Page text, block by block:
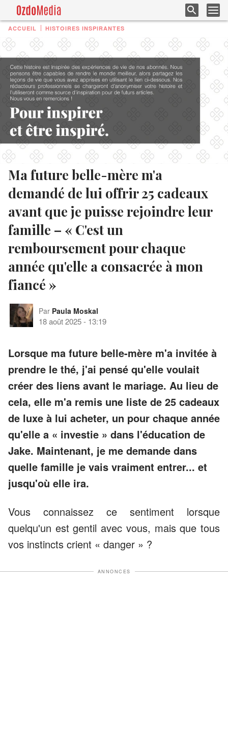
ACCUEIL HISTOIRES INSPIRANTES
Ma future belle-mère m'a
demandé de lui offrir 25 cadeaux
avant que je puisse rejoindre leur
famille – « C'est un
remboursement pour chaque
année qu'elle a consacrée à mon
fiancé »
Par Paula Moskal
18 août 2025- 13:19
Lorsque ma future belle-mère m'a invitée à
prendre le thé, j'ai pensé qu'elle voulait
créer des liens avant le mariage. Au lieu de
cela, elle m'a remis une liste de 25 cadeaux
de luxe à lui acheter, un pour chaque année
qu'elle a « investie » dans l'éducation de
Jake. Maintenant, je me demande dans
quelle famille je vais vraiment entrer... et
jusqu'où elle ira.
Vous connaissez ce sentiment lorsque
quelqu'un est gentil avec vous, mais que tous
vos instincts crient « danger » ?
ANNONCES